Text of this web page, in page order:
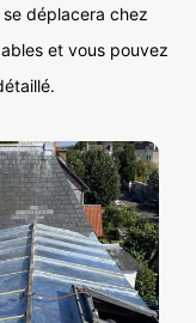
déplacera chez
et vous pouvez